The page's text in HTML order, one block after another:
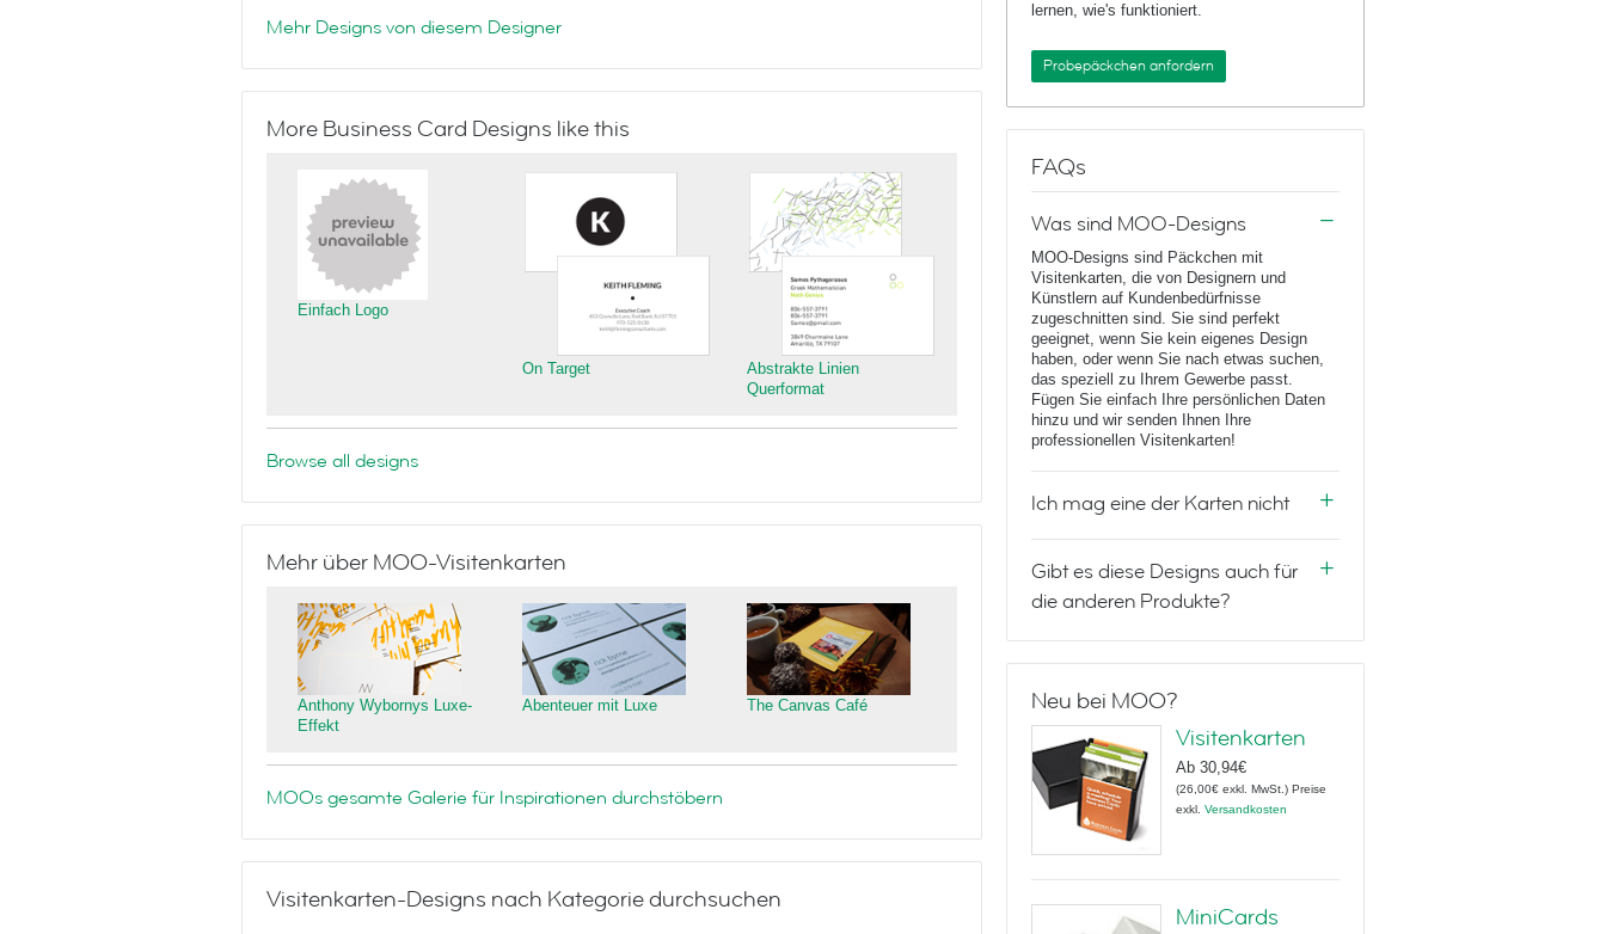
Mehr Designs von diesem Designer
More Business Card Designs like this
Einfach Logo
On Target
Abstrakte Linien
Querformat
Browse all designs
Mehr über MOO-Visitenkarten
Anthony Wybornys Luxe-
Effekt
Abenteuer mit Luxe The Canvas Café
MOOs gesamte Galerie für Inspirationen durchstöbern
Visitenkarten-Designs nach Kategorie durchsuchen
lernen, wie's funktioniert.
Probepäckchen anfordern
FAQs
Was sind MOO-Designs
MOO-Designs sind Päckchen mit
Visitenkarten, die von Designern und
Künstlern auf Kundenbedürfnisse
zugeschnitten sind. Sie sind perfekt
geeignet, wenn Sie kein eigenes Design
haben, oder wenn Sie nach etwas suchen,
das speziell zu Ihrem Gewerbe passt.
Fügen Sie einfach Ihre persönlichen Daten
hinzu und wir senden Ihnen Ihre
professionellen Visitenkarten!
Ich mag eine der Karten nicht
Gibt es diese Designs auch für
die anderen Produkte?
Neu bei MOO?
Visitenkarten
Ab 30,94€
(26,00€ exkl. MwSt. ) Preise
exkl. Versandkosten
MiniCards